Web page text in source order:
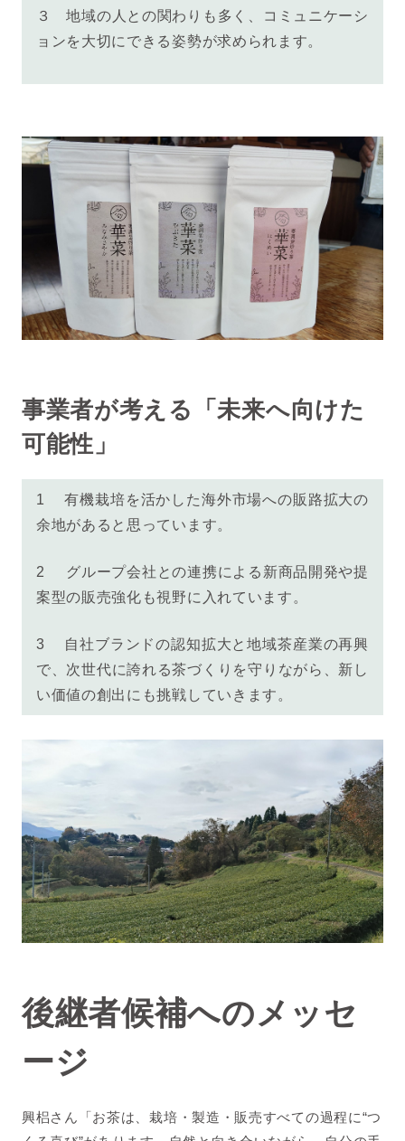
３地域の人との関わりも多く、コミュニケーシ
ョンを大切にできる姿勢が求められます。
事業者が考える「未来へ向けた
可能性」
1 有機栽培を活かした海外市場への販路拡大の
余地があると思っています。
2 グループ会社との連携による新商品開発や提
案型の販売強化も視野に入れています。
3 自社ブランドの認知拡大と地域茶産業の再興
で、 次世代に誇れる茶づくりを守りながら、新し
い価値の創出にも挑戦していきます。
後継者候補へのメッセ
ージ
興梠さん「お茶は、栽培・製造・販売すべての過程に“つ